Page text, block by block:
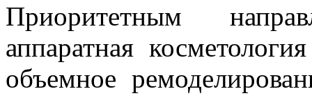
Приоритетным
аппаратная
объемное